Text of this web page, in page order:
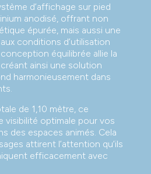
d’affichage sur pied
anodisé, offrant non
épurée, mais aussi une
conditions d’utilisation
équilibrée allie la
ainsi une solution
harmonieusement dans
de 1,10 mètre, ce
visibilité optimale pour vos
des espaces animés. Cela
attirent l’attention qu’ils
efficacement avec